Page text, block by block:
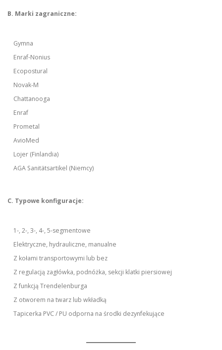
B. Marki zagraniczne:
Gymna
Enraf-Nonius
Ecopostural
Novak-M
Chattanooga
Enraf
Prometal
AvioMed
Lojer (Finlandia)
AGA Sanitätsartikel (Niemcy)
C. Typowe konfiguracje:
1-, 2-, 3-, 4-, 5-segmentowe
Elektryczne, hydrauliczne, manualne
Z kołami transportowymi lub bez
Z regulacją zagłówka, podnóżka, sekcji klatki piersiowej
Z funkcją Trendelenburga
Z otworem na twarz lub wkładką
Tapicerka PVC / PU odporna na środki dezynfekujące